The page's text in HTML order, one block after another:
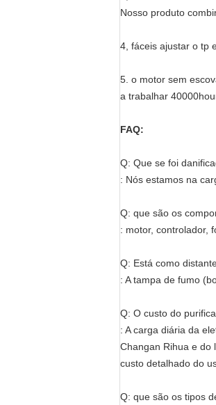
Nosso produto
4, fáceis ajustar o tp
5. o motor sem
a trabalhar
FAQ:
Q: Que se foi
: Nós estamos na
Q: que são os
: motor, controlador,
Q: Está como
: A tampa de fumo
Q: O custo do
: A carga diária da
Changan Rihua e do
custo detalhado do
Q: que são os tipos